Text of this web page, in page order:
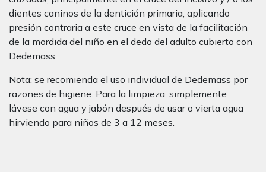
dientes caninos de la dentición primaria, aplicando
presión contraria a este cruce en vista de la facilitación
de la mordida del niño en el dedo del adulto cubierto con
Dedemass.
Nota: se recomienda el uso individual de Dedemass por
razones de higiene. Para la limpieza, simplemente
lávese con agua y jabón después de usar o vierta agua
hirviendo para niños de 3 a 12 meses.